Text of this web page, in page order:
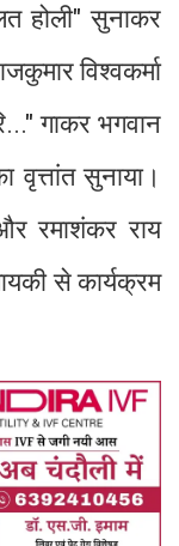
होली" सुनाकर
विश्वकर्मा
गाकर भगवान
सुनाया।
रमाशंकर राय
से कार्यक्रम